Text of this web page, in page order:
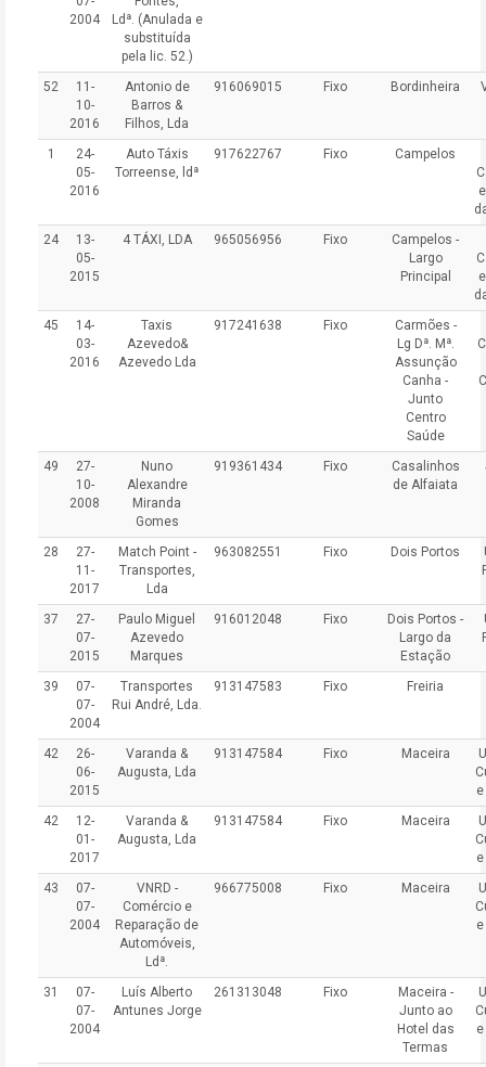
2004
Ldª. (Anulada e
substituída
pela lic. 52.)
52
11-
10-
2016
Antonio de
Barros &
Filhos, Lda
916069015 Fixo Bordinheira
1
24-
05-
2016
Auto Táxis
Torreense, ldª
917622767 Fixo
Campelos
24
13-
05-
2015
4 TÁXI, LDA 965056956 Fixo
Campelos -
Largo
Principal
45
14-
03-
2016
Taxis
Azevedo&
Azevedo Lda
917241638 Fixo
Carmões -
Lg Dª. Mª.
Assunção
Canha -
Junto
Centro
Saúde
49
27-
10-
2008
Nuno
Alexandre
Miranda
Gomes
919361434 Fixo
Casalinhos
de Alfaiata
28
27-
11-
2017
Match Point -
Transportes,
Lda
963082551 Fixo Dois Portos
37
27-
07-
2015
Paulo Miguel
Azevedo
Marques
916012048 Fixo
Dois Portos -
Largo da
Estação
39
07-
07-
2004
Transportes
Rui André, Lda.
913147583 Fixo Freiria
42
26-
06-
2015
Varanda &
Augusta, Lda
913147584 Fixo Maceira
42
12-
01-
2017
Varanda &
Augusta, Lda
913147584 Fixo Maceira
43
07-
07-
2004
VNRD -
Comércio e
Reparação de
Automóveis,
Ldª.
966775008 Fixo Maceira
31
07-
07-
2004
Luís Alberto
Antunes Jorge
261313048 Fixo
Maceira -
Junto ao
Hotel das
Termas